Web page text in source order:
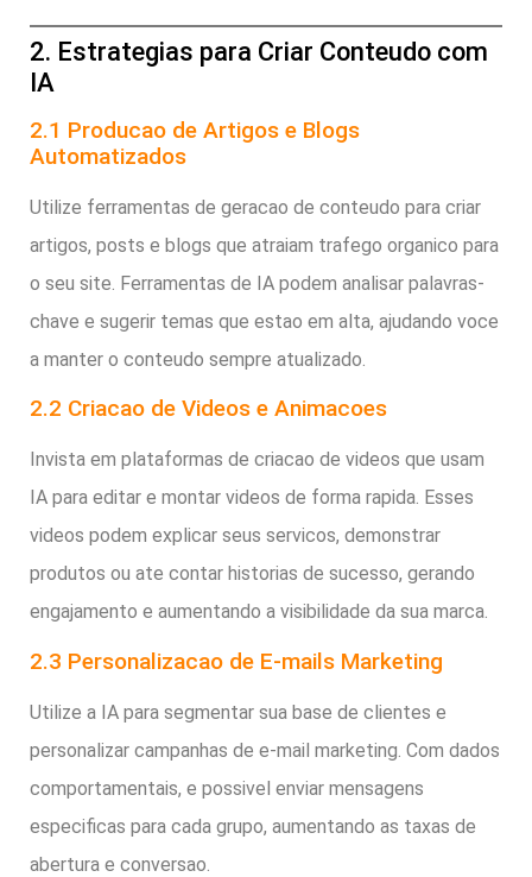
2. Estrategias para Criar Conteudo com
IA
2.1 Producao de Artigos e Blogs
Automatizados
Utilize ferramentas de geracao de conteudo para criar
artigos, posts e blogs que atraiam trafego organico para
o seu site. Ferramentas de IA podem analisar palavras-
chave e sugerir temas que estao em alta, ajudando voce
a manter o conteudo sempre atualizado.
2.2 Criacao de Videos e Animacoes
Invista em plataformas de criacao de videos que usam
IA para editar e montar videos de forma rapida. Esses
videos podem explicar seus servicos, demonstrar
produtos ou ate contar historias de sucesso, gerando
engajamento e aumentando a visibilidade da sua marca.
2.3 Personalizacao de E-mails Marketing
Utilize a IA para segmentar sua base de clientes e
personalizar campanhas de e-mail marketing. Com dados
comportamentais, e possivel enviar mensagens
especificas para cada grupo, aumentando as taxas de
abertura e conversao.